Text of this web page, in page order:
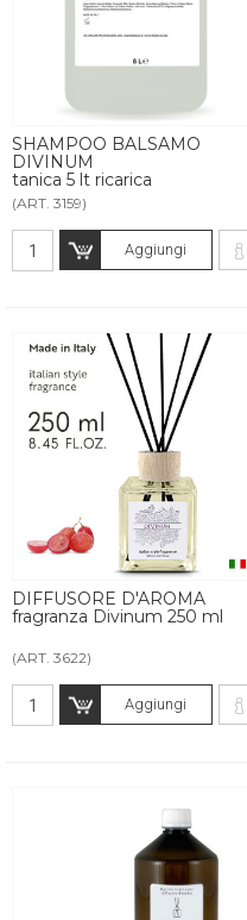
SHAMPOO BALSAMO
DIVINUM
tanica 5 lt ricarica
(ART. 3159)
Aggiungi
DIFFUSORE D'AROMA
fragranza Divinum 250 ml
(ART. 3622)
Aggiungi